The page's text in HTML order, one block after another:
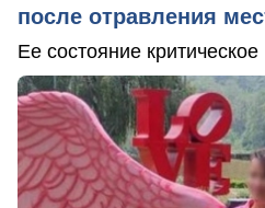
после отравления
Ее состояние критическое